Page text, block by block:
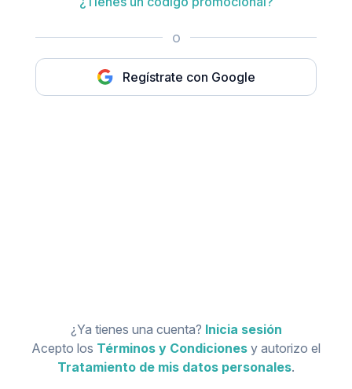
o
Regístrate con Google
¿Ya tienes una cuenta? Inicia sesión
Acepto los Términos y Condiciones y autorizo el
Tratamiento de mis datos personales.